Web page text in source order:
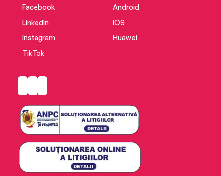
Facebook
LinkedIn
Instagram
TikTok
Android
iOS
Huawei